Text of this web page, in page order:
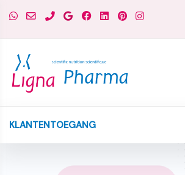
KLANTENTOEGANG